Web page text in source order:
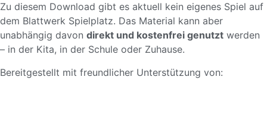
Zu diesem Download gibt es aktuell kein eigenes Spiel auf
dem Blattwerk Spielplatz. Das Material kann aber
unabhängig davon direkt und kostenfrei genutzt werden
– in der Kita, in der Schule oder Zuhause.
Bereitgestellt mit freundlicher Unterstützung von: